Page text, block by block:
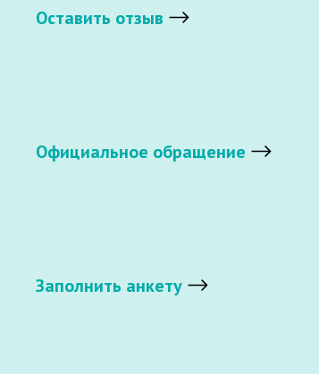
Оставить отзыв
Официальное обращение
Заполнить анкету